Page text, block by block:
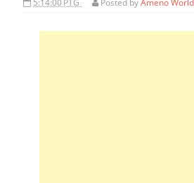
5:14:00 PTG Posted byAmeno World